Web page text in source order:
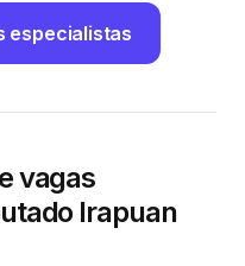
especialistas
vagas
Irapuan